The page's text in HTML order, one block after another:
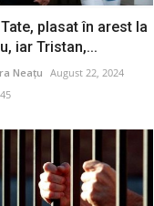
plasat în arest la
iar Tristan,...
Neațu
August 22, 2024